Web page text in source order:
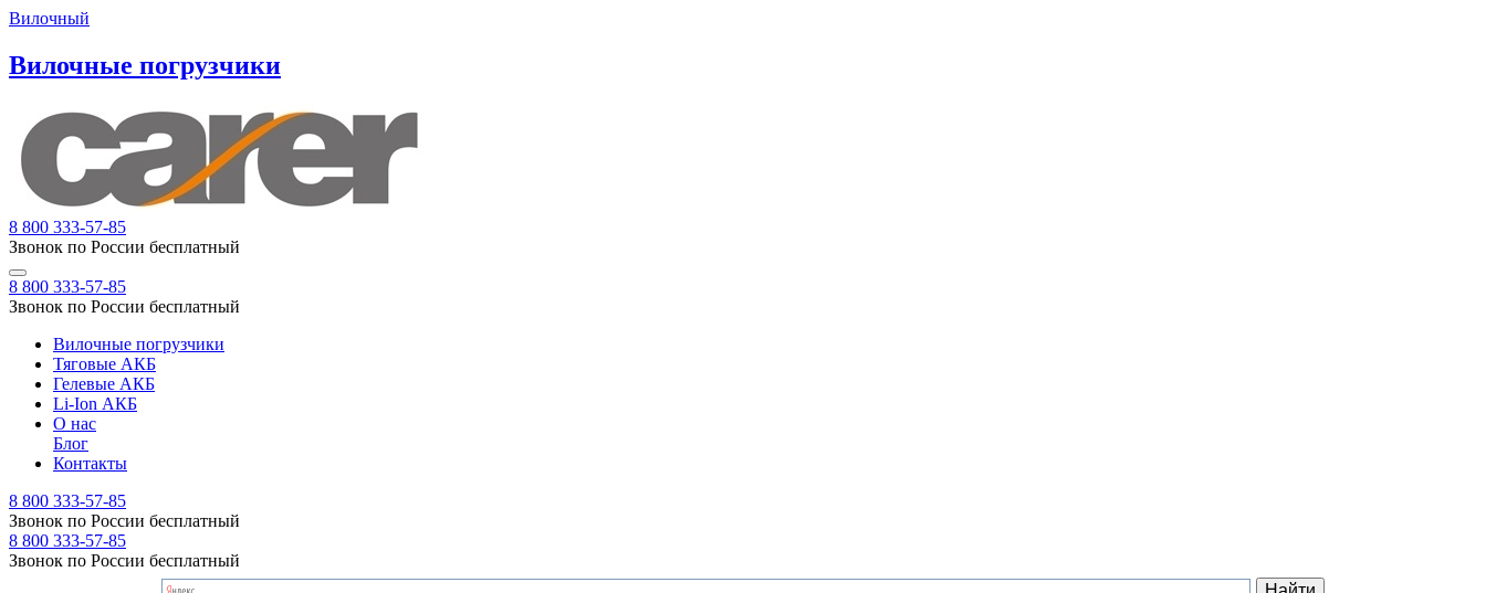
Вилочный
Вилочные погрузчики
8 800 333-57-85
Звонок по России бесплатный
8 800 333-57-85
Звонок по России бесплатный
Вилочные погрузчики
Тяговые АКБ
Гелевые АКБ
Li-Ion АКБ
О нас
Блог
Контакты
8 800 333-57-85
Звонок по России бесплатный
8 800 333-57-85
Звонок по России бесплатный